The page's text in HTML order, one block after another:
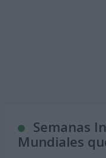
Semanas
Mundiales